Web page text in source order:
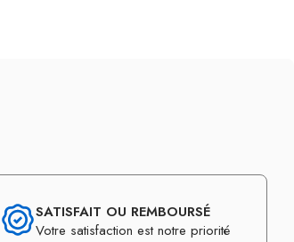
SATISFAIT OU REMBOURSÉ
Votre satisfaction est notre priorité